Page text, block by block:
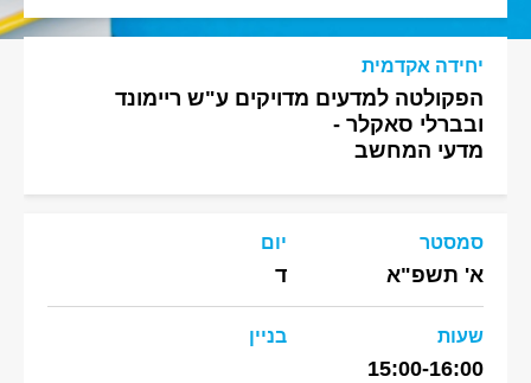
יחידה אקדמית
הפקולטה למדעים מדויקים ע"ש ריימונד
ובברלי סאקלר -
מדעי המחשב
סמסטר
א' תשפ"א
יום
ד
שעות
15:00-16:00
בניין